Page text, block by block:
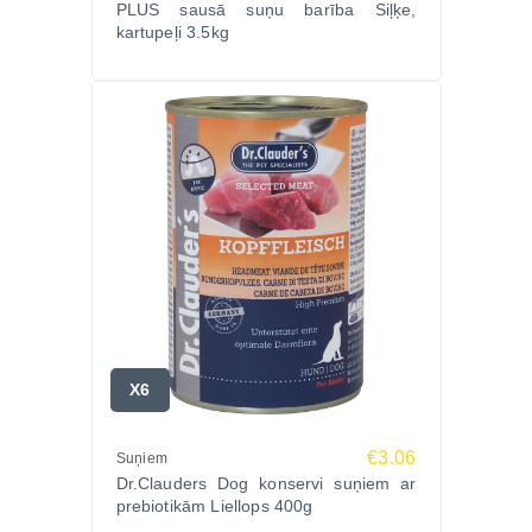
Bez graudiem, bez kviešiem, bez konservantiem.
FOS, raugs un beta-glikāni — gremošanas un
imunitātes atbalstam.
Spirulīna un dzērveņu ekstrakts — antioksidantu
Lieliska panesība pat ļoti jutīgām gremošanas
Ziemeļjūras siļķe (20% svaiga, saldēta, 15%
kaltēta), meža zirņi 9,5%, cukurbiešu šķēles,
kartupeļu milti, veģetārie proteīna hidrolizāti, lašu
fruktooligosaharīdi, dzērveņu sula, ananāsu
pulveris, rauga beta-glikāni, kaņepju milti, spirulīnas
PLUS sausā suņu barība Siļķe,
kartupeļi 3.5kg
X6
Suņiem €3.06
Dr.Clauders Dog konservi suņiem ar
prebiotikām Liellops 400g